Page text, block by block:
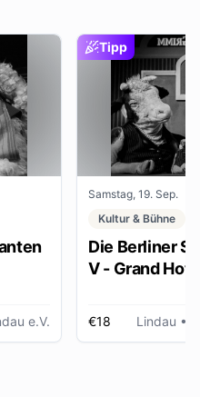
e.V.
Tipp
Samstag, 19. Sep.
Kultur & Bühne
Die Berliner
V - Grand
€18 Lindau •